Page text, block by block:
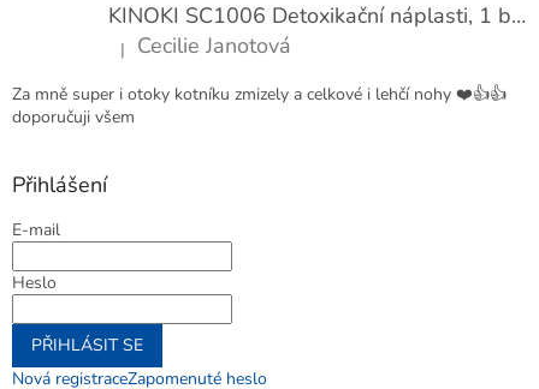
KINOKI SC1006 Detoxikační náplasti, 1 balení - 10 ks
Hodnocení produktu je 4 z 5 hvězdiček.
| Cecilie Janotová
Za mně super i otoky kotníku zmizely a celkové i lehčí nohy ❤️👍👍
doporučuji všem
Přihlášení
E-mail
Heslo
PŘIHLÁSIT SE
Nová registraceZapomenuté heslo